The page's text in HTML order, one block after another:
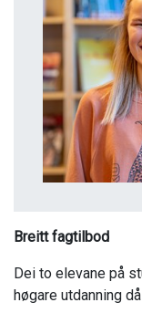
Breitt fagtilbod
Dei to elevane på
høgare utdanning